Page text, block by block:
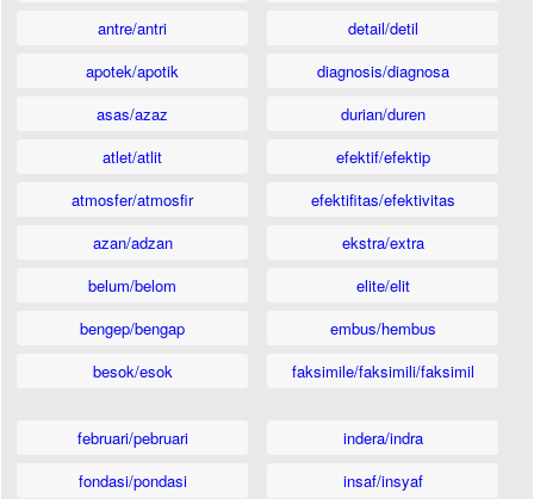
antre/antri
apotek/apotik
asas/azaz
atlet/atlit
atmosfer/atmosfir
azan/adzan
belum/belom
bengep/bengap
besok/esok
detail/detil
diagnosis/diagnosa
durian/duren
efektif/efektip
efektifitas/efektivitas
ekstra/extra
elite/elit
embus/hembus
faksimile/faksimili/faksimil
februari/pebruari
fondasi/pondasi
indera/indra
insaf/insyaf